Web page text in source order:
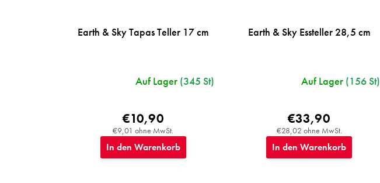
Earth & Sky Tapas Teller 17 cm
Auf Lager (345 St)
€9,01 ohne MwSt.
€10,90
In den Warenkorb
Earth & Sky Essteller 28,5 cm
Auf Lager (156 St)
€28,02 ohne MwSt.
€33,90
In den Warenkorb